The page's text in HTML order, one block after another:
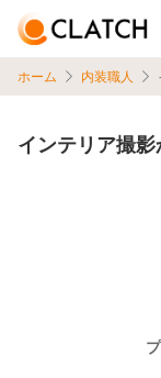
ホーム 内装職人
インテリア撮